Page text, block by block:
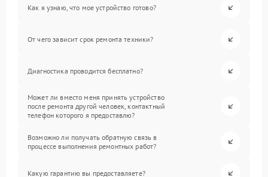
Как я узнаю, что мое устройство готово?
От чего зависит срок ремонта техники?
Диагностика проводится бесплатно?
Может ли вместо меня принять устройство
после ремонта другой человек, контактный
телефон которого я предоставлю?
Возможно ли получать обратную связь в
процессе выполнения ремонтных работ?
Какую гарантию вы предоставляете?